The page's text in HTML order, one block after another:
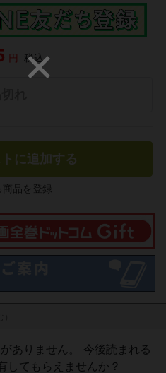
円 税込
に追加する
商品を登録
ありません。 今後読まれる
してもらえませんか？